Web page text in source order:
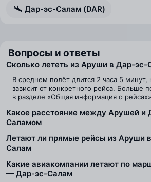
Дар-эс-Салам (DAR)
Вопросы и ответы
Сколько лететь из Аруши в Дар-эс-
В среднем полёт длится 2 часа 5 минут,
зависит от конкретного рейса. Больше
в разделе «Общая информация о
Какое расстояние между Арушей и
Саламом
Летают ли прямые рейсы из Аруши
Салам
Какие авиакомпании летают по
— Дар-эс-Салам